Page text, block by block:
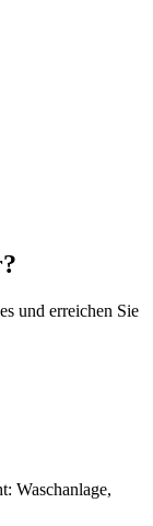
und erreichen Sie
Waschanlage,